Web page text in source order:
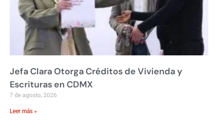
Jefa Clara Otorga Créditos de Vivienda y
Escrituras en CDMX
7 de agosto, 2026
Leer más »